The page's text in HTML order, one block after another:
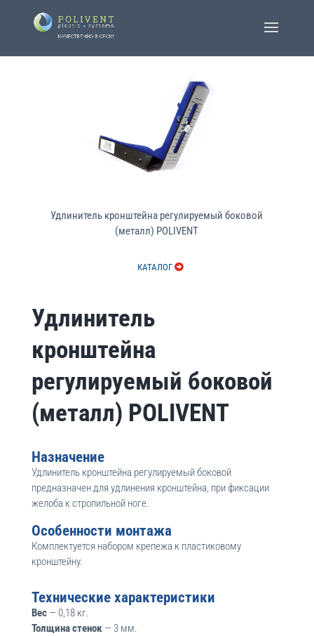
Удлинитель кронштейна регулируемый боковой
(металл) POLIVENT
КАТАЛОГ
Удлинитель
кронштейна
регулируемый боковой
(металл) POLIVENT
Назначение
Удлинитель кронштейна регулируемый боковой
предназначен для удлинения кронштейна, при фиксации
желоба к стропильной ноге.
Особенности монтажа
Комплектуется набором крепежа к пластиковому
кронштейну.
Технические характеристики
Вес— 0,18 кг.
Толщина стенок— 3 мм.